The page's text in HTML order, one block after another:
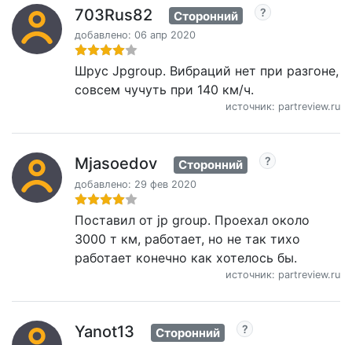
703Rus82 Сторонний
добавлено: 06 апр 2020
Шрус Jpgroup. Вибраций нет при разгоне,
совсем чучуть при 140 км/ч.
источник: partreview.ru
Mjasoedov Сторонний
добавлено: 29 фев 2020
Поставил от jp group. Проехал около
3000 т км, работает, но не так тихо
работает конечно как хотелось бы.
источник: partreview.ru
Yanot13 Сторонний